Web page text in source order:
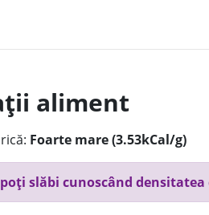
aliment
Foarte mare (3.53kCal/g)
slăbi cunoscând